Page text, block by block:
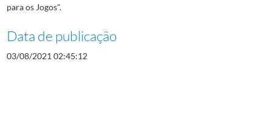
para os Jogos".
Data de publicação
03/08/2021 02:45:12